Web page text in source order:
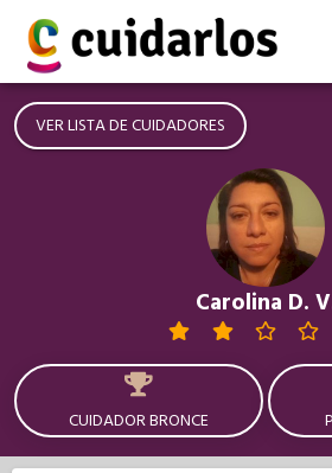
VER LISTA DE CUIDADORES
Carolina D.
CUIDADOR BRONCE